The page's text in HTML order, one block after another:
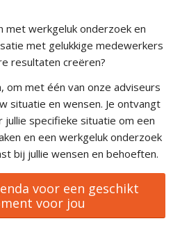
met werkgeluk onderzoek en
met gelukkige medewerkers
resultaten creëren?
om met één van onze adviseurs
situatie en wensen. Je ontvangt
jullie specifieke situatie om een
en een werkgeluk onderzoek
bij jullie wensen en behoeften.
voor een geschikt
voor jou